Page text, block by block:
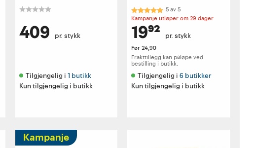
409 pr. stykk
Tilgjengelig i 1 butikk
Kun tilgjengelig i butikk
Karakter:5.0 av 5 mulige
5av5
Kampanje utløper om 29 dager
19⁹² pr. stykk
Før 24,90
Frakttillegg kan påløpe ved
bestilling i butikk.
Tilgjengelig i 6 butikker
Kun tilgjengelig i butikk
Kampanje